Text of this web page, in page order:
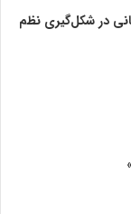
در شکل‌گیری نظم